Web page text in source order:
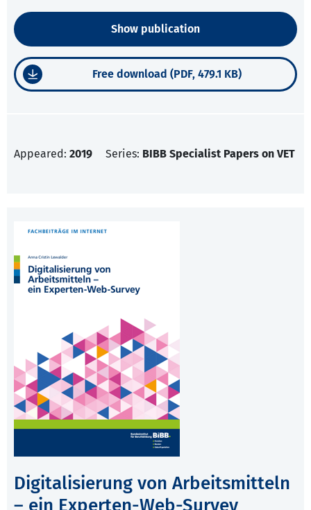
Show publication
Free download (PDF, 479.1 KB)
Appeared: 2019 Series: BIBB Specialist Papers on VET
Digitalisierung von Arbeitsmitteln
– ein Experten-Web-Survey